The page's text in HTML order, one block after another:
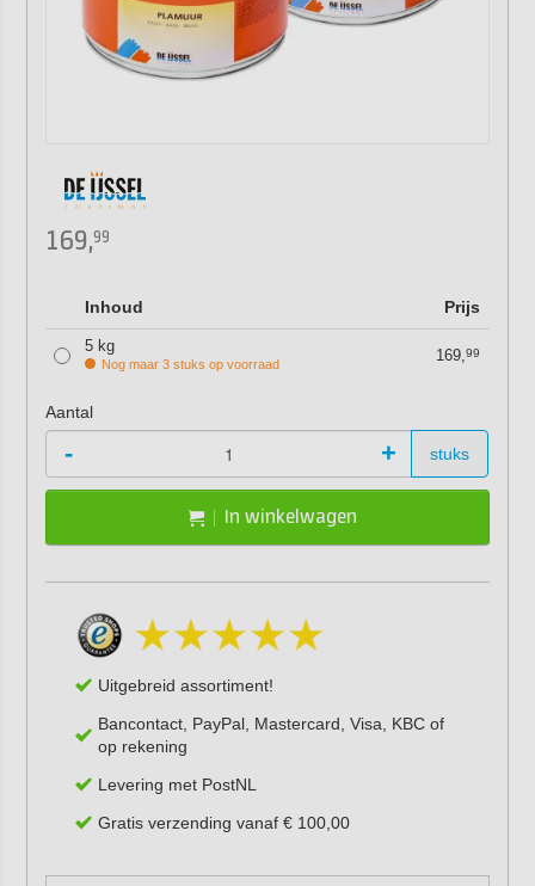
169,99
Inhoud Prijs
5 kg
Nog maar 3 stuks op voorraad 169,99
Aantal
- + stuks
In winkelwagen
Uitgebreid assortiment!
Bancontact, PayPal, Mastercard, Visa, KBC of
op rekening
Levering met PostNL
Gratis verzending vanaf € 100,00